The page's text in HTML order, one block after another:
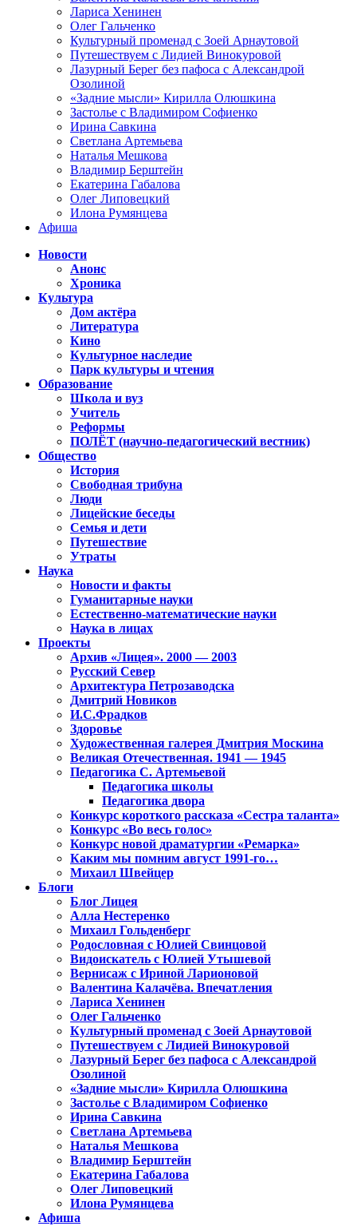
Лариса Хенинен
Олег Гальченко
Культурный променад с Зоей Арнаутовой
Путешествуем с Лидией Винокуровой
Лазурный Берег без пафоса с Александрой
Озолиной
«Задние мысли» Кирилла Олюшкина
Застолье с Владимиром Софиенко
Ирина Савкина
Светлана Артемьева
Наталья Мешкова
Владимир Берштейн
Екатерина Габалова
Олег Липовецкий
Илона Румянцева
Афиша
Новости
Анонс
Хроника
Культура
Дом актёра
Литература
Кино
Культурное наследие
Парк культуры и чтения
Образование
Школа и вуз
Учитель
Реформы
ПОЛЁТ (научно-педагогический вестник)
Общество
История
Свободная трибуна
Люди
Лицейские беседы
Семья и дети
Путешествие
Утраты
Наука
Новости и факты
Гуманитарные науки
Естественно-математические науки
Наука в лицах
Проекты
Архив «Лицея». 2000 — 2003
Русский Север
Архитектура Петрозаводска
Дмитрий Новиков
И.С.Фрадков
Здоровье
Художественная галерея Дмитрия Москина
Великая Отечественная. 1941 — 1945
Педагогика С. Артемьевой
Педагогика школы
Педагогика двора
Конкурс короткого рассказа «Сестра таланта»
Конкурс «Во весь голос»
Конкурс новой драматургии «Ремарка»
Каким мы помним август 1991-го…
Михаил Швейцер
Блоги
Блог Лицея
Алла Нестеренко
Михаил Гольденберг
Родословная с Юлией Свинцовой
Видоискатель с Юлией Утышевой
Вернисаж с Ириной Ларионовой
Валентина Калачёва. Впечатления
Лариса Хенинен
Олег Гальченко
Культурный променад с Зоей Арнаутовой
Путешествуем с Лидией Винокуровой
Лазурный Берег без пафоса с Александрой
Озолиной
«Задние мысли» Кирилла Олюшкина
Застолье с Владимиром Софиенко
Ирина Савкина
Светлана Артемьева
Наталья Мешкова
Владимир Берштейн
Екатерина Габалова
Олег Липовецкий
Илона Румянцева
Афиша